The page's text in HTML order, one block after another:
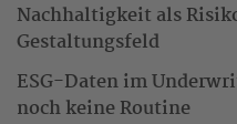
Nachhaltigkeit als
Gestaltungsfeld
ESG-Daten im
noch keine Routine